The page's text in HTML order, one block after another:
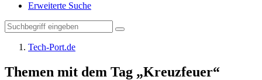
Erweiterte Suche
Tech-Port.de
Themen mit dem Tag „Kreuzfeuer“